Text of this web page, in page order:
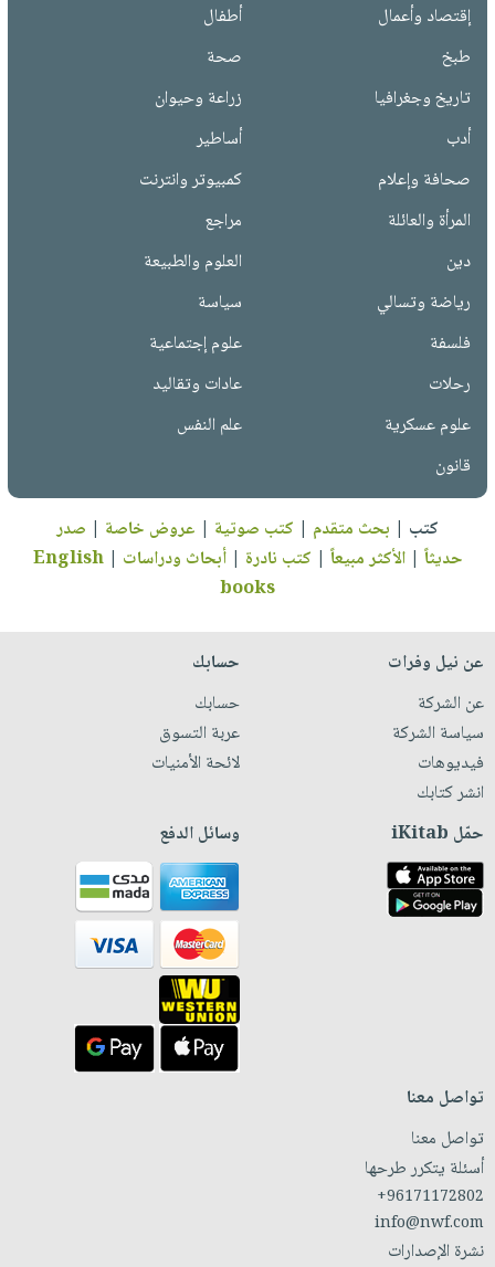
إقتصاد وأعمال
أطفال
طبخ
صحة
تاريخ وجغرافيا
زراعة وحيوان
أدب
أساطير
صحافة وإعلام
كمبيوتر وانترنت
المرأة والعائلة
مراجع
دين
العلوم والطبيعة
رياضة وتسالي
سياسة
فلسفة
علوم إجتماعية
رحلات
عادات وتقاليد
علوم عسكرية
علم النفس
قانون
كتب | بحث متقدم | كتب صوتية | عروض خاصة | صدر
حديثاً |الأكثر مبيعاً | كتب نادرة |أبحاث ودراسات |
English
books
عن نيل وفرات
عن الشركة
سياسة الشركة
فيديوهات
انشر كتابك
حسابك
حسابك
عربة التسوق
لائحة الأمنيات
حمّل iKitab وسائل الدفع
تواصل معنا
تواصل معنا
أسئلة يتكرر طرحها
+96171172802
info@nwf.com
نشرة الإصدارات